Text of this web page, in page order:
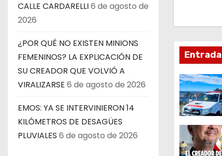
CALLE CARDARELLI6 de agosto de
2026
¿POR QUÉ NO EXISTEN MINIONS
FEMENINOS? LA EXPLICACIÓN DE
SU CREADOR QUE VOLVIÓ A
VIRALIZARSE 6 de agosto de 2026
EMOS: YA SE INTERVINIERON 14
KILÓMETROS DE DESAGÜES
PLUVIALES 6 de agosto de 2026
c
i
ó
n
d
e